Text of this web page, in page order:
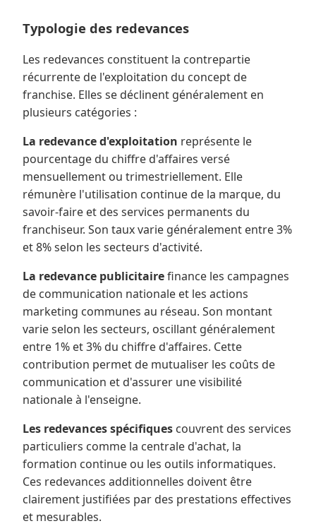
Typologie des redevances
Les redevances constituent la contrepartie
récurrente de l'exploitation du concept de
franchise. Elles se déclinent généralement en
plusieurs catégories :
La redevance d'exploitation représente le
pourcentage du chiffre d'affaires versé
mensuellement ou trimestriellement. Elle
rémunère l'utilisation continue de la marque, du
savoir-faire et des services permanents du
franchiseur. Son taux varie généralement entre 3%
et 8% selon les secteurs d'activité.
La redevance publicitairefinance les campagnes
de communication nationale et les actions
marketing communes au réseau. Son montant
varie selon les secteurs, oscillant généralement
entre 1% et 3% du chiffre d'affaires. Cette
contribution permet de mutualiser les coûts de
communication et d'assurer une visibilité
nationale à l'enseigne.
Les redevances spécifiques couvrent des services
particuliers comme la centrale d'achat, la
formation continue ou les outils informatiques.
Ces redevances additionnelles doivent être
clairement justifiées par des prestations effectives
et mesurables.